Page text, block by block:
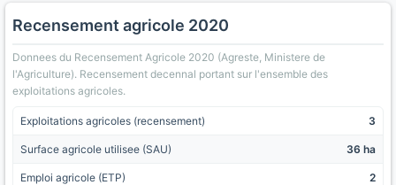
Recensement agricole 2020
Donnees du Recensement Agricole 2020 (Agreste, Ministere de
l'Agriculture). Recensement decennal portant sur l'ensemble des
exploitations agricoles.
Exploitations agricoles (recensement) 3
Surface agricole utilisee (SAU) 36 ha
Emploi agricole (ETP) 2